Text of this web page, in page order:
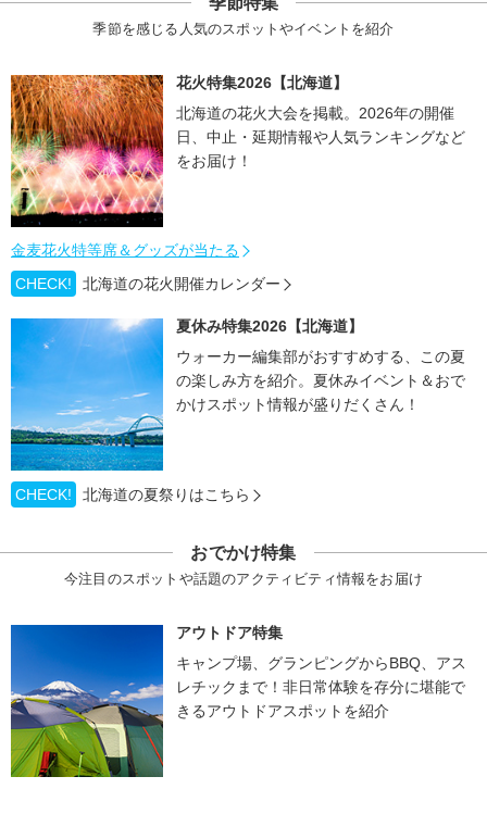
季節を感じる人気のスポットやイベントを紹介
花火特集2026【北海道】
北海道の花火大会を掲載。2026年の開催
日、中止・延期情報や人気ランキングなど
をお届け！
金麦花火特等席＆グッズが当たる
CHECK!
北海道の花火開催カレンダー
夏休み特集2026【北海道】
ウォーカー編集部がおすすめする、この夏
の楽しみ方を紹介。夏休みイベント＆おで
かけスポット情報が盛りだくさん！
CHECK! 北海道の夏祭りはこちら
おでかけ特集
今注目のスポットや話題のアクティビティ情報をお届け
アウトドア特集
キャンプ場、グランピングからBBQ、アス
レチックまで！非日常体験を存分に堪能で
きるアウトドアスポットを紹介